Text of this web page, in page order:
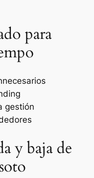
para
gestión
y baja de